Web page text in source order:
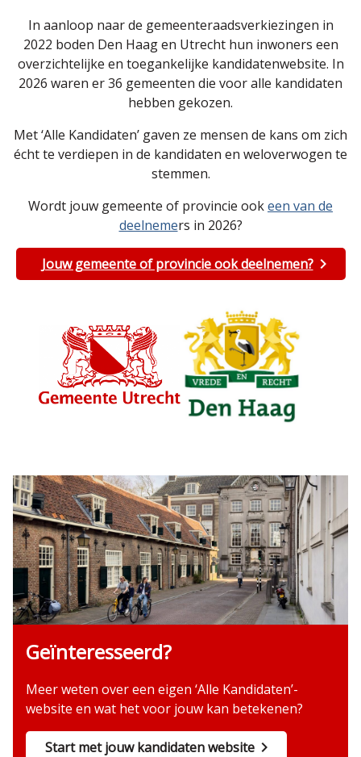
In aanloop naar de gemeenteraadsverkiezingen in
2022 boden Den Haag en Utrecht hun inwoners een
overzichtelijke en toegankelijke kandidatenwebsite. In
2026 waren er 36 gemeenten die voor alle kandidaten
hebben gekozen.
Met ‘Alle Kandidaten’ gaven ze mensen de kans om zich
écht te verdiepen in de kandidaten en weloverwogen te
stemmen.
Wordt jouw gemeente of provincie ookeen van de
deelnemers in 2026?
Jouw gemeente of provincie ook deelnemen?
Geïnteresseerd?
Meer weten over een eigen ‘Alle Kandidaten’-
website en wat het voor jouw kan betekenen?
Start met jouw kandidaten website